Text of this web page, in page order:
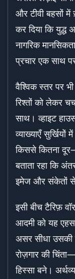
और टीवी बहसों में
कर दिया कि युद्ध
नागरिक
प्रचार एक साथ
वैश्विक स्तर पर
रिश्तों को लेकर
साथ। व्हाइट
व्याख्याएँ
किससे कितना
बताता रहा कि
इमेज और संकेतों से
इसी बीच टैरिफ़
आदमी को यह
असर सीधा
रोज़गार की
हिस्सा बने।